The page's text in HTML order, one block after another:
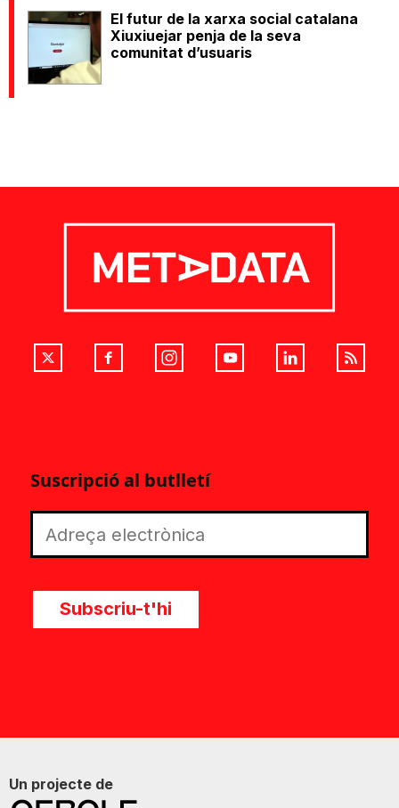
El futur de la xarxa social catalana
Xiuxiuejar penja de la seva
comunitat d’usuaris
Suscripció al butlletí
Subscriu-t'hi
Un projecte de